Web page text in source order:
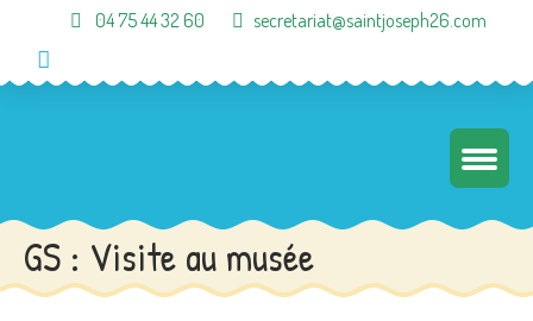
04 75 44 32 60 secretariat@saintjoseph26.com
GS : Visite au musée